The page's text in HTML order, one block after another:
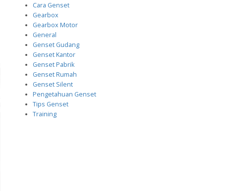
Cara Genset
Gearbox
Gearbox Motor
General
Genset Gudang
Genset Kantor
Genset Pabrik
Genset Rumah
Genset Silent
Pengetahuan Genset
Tips Genset
Training